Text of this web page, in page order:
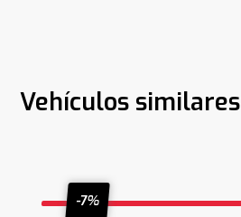
Vehículos similares
-7%